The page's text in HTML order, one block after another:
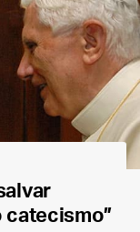
catecismo”